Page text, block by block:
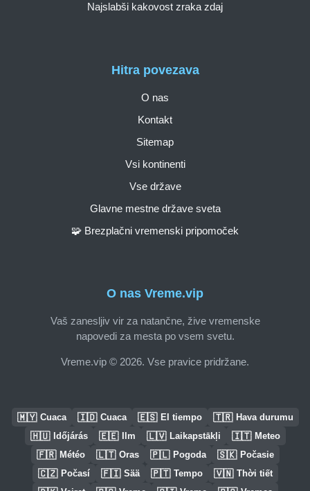
O nas Vreme.vip
Vaš zanesljiv vir za natančne, žive vremenske
napovedi za mesta po vsem svetu.
Vreme.vip © 2026. Vse pravice pridržane.
Hitra povezava
O nas
Kontakt
Sitemap
Vsi kontinenti
Vse države
Glavne mestne države sveta
🧩 Brezplačni vremenski pripomoček
Najslabši kakovost zraka zdaj
🇲🇾 Cuaca 🇮🇩 Cuaca 🇪🇸 El tiempo 🇹🇷 Hava durumu
🇭🇺 Időjárás 🇪🇪 Ilm 🇱🇻 Laikapstākļi 🇮🇹 Meteo
🇫🇷 Météo 🇱🇹 Oras 🇵🇱 Pogoda 🇸🇰 Počasie
🇨🇿 Počasí 🇫🇮 Sää 🇵🇹 Tempo 🇻🇳 Thời tiết